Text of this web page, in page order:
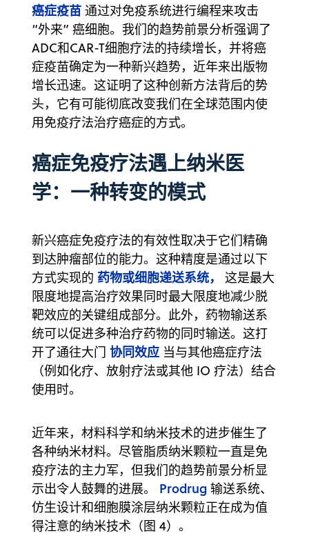
癌症疫苗 通过对免疫系统进行编程来攻击
“外来” 癌细胞。我们的趋势前景分析强调了
ADC和CAR-T细胞疗法的持续增长，并将癌
症疫苗确定为一种新兴趋势，近年来出版物
增长迅速。这证明了这种创新方法背后的势
头，它有可能彻底改变我们在全球范围内使
用免疫疗法治疗癌症的方式。
癌症免疫疗法遇上纳米医
学：一种转变的模式
新兴癌症免疫疗法的有效性取决于它们精确
到达肿瘤部位的能力。这种精度是通过以下
方式实现的 药物或细胞递送系统，
这是最大
限度地提高治疗效果同时最大限度地减少脱
靶效应的关键组成部分。此外，药物输送系
统可以促进多种治疗药物的同时输送。这打
开了通往大门 协同效应 当与其他癌症疗法
（例如化疗、放射疗法或其他 IO 疗法）结合
使用时。
近年来，材料科学和纳米技术的进步催生了
各种纳米材料。尽管脂质纳米颗粒一直是免
疫疗法的主力军，但我们的趋势前景分析显
示出令人鼓舞的进展。 Prodrug 输送系统、
仿生设计和细胞膜涂层纳米颗粒正在成为值
得注意的纳米技术（图 4）。